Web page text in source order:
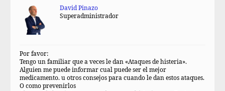
David Pinazo
Superadministrador
Por favor:
Tengo un familiar que a veces le dan «Ataques de histeria».
Alguien me puede informar cual puede ser el mejor
medicamento. u otros consejos para cuando le dan estos ataques.
O como prevenirlos